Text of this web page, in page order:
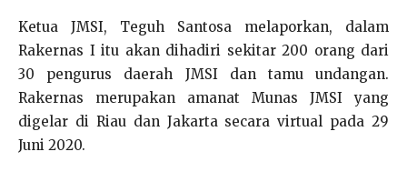
Ketua JMSI, Teguh Santosa melaporkan, dalam
Rakernas I itu akan dihadiri sekitar 200 orang dari
30 pengurus daerah JMSI dan tamu undangan.
Rakernas merupakan amanat Munas JMSI yang
digelar di Riau dan Jakarta secara virtual pada 29
Juni 2020.